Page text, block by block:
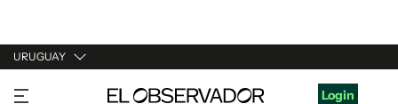
URUGUAY
URUGUAY Login